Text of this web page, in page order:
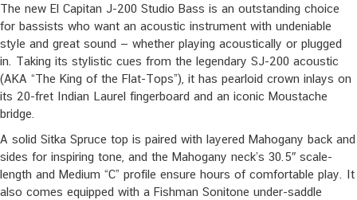
The new El Capitan J-200 Studio Bass is an outstanding choice
for bassists who want an acoustic instrument with undeniable
style and great sound — whether playing acoustically or plugged
in. Taking its stylistic cues from the legendary SJ-200 acoustic
(AKA “The King of the Flat-Tops”), it has pearloid crown inlays on
its 20-fret Indian Laurel fingerboard and an iconic Moustache
bridge.
A solid Sitka Spruce top is paired with layered Mahogany back and
sides for inspiring tone, and the Mahogany neck’s 30.5″ scale-
length and Medium “C” profile ensure hours of comfortable play. It
also comes equipped with a Fishman Sonitone under-saddle